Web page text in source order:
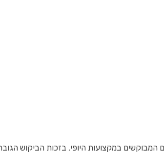
במקצועות היופי, בזכות הביקוש